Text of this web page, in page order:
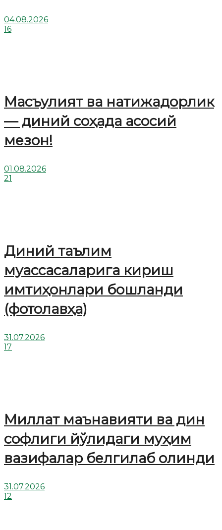
04.08.2026
16
Масъулият ва натижадорлик
— диний соҳада асосий
мезон!
01.08.2026
21
Диний таълим
муассасаларига кириш
имтиҳонлари бошланди
(фотолавҳа)
31.07.2026
17
Миллат маънавияти ва дин
софлиги йўлидаги муҳим
вазифалар белгилаб олинди
31.07.2026
12